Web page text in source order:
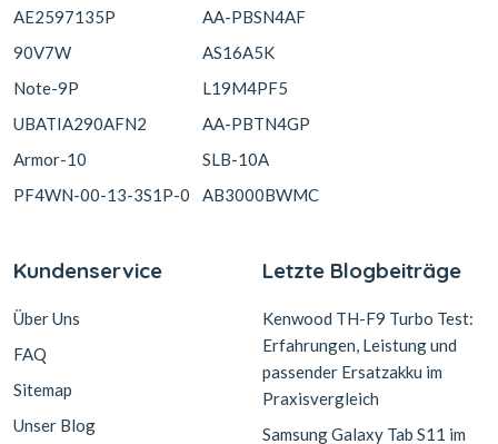
AE2597135P
90V7W
Note-9P
UBATIA290AFN2
Armor-10
PF4WN-00-13-3S1P-0
AA-PBSN4AF
AS16A5K
L19M4PF5
AA-PBTN4GP
SLB-10A
AB3000BWMC
Kundenservice
Über Uns
FAQ
Sitemap
Unser Blog
Letzte Blogbeiträge
Kenwood TH-F9 Turbo Test:
Erfahrungen, Leistung und
passender Ersatzakku im
Praxisvergleich
Samsung Galaxy Tab S11 im